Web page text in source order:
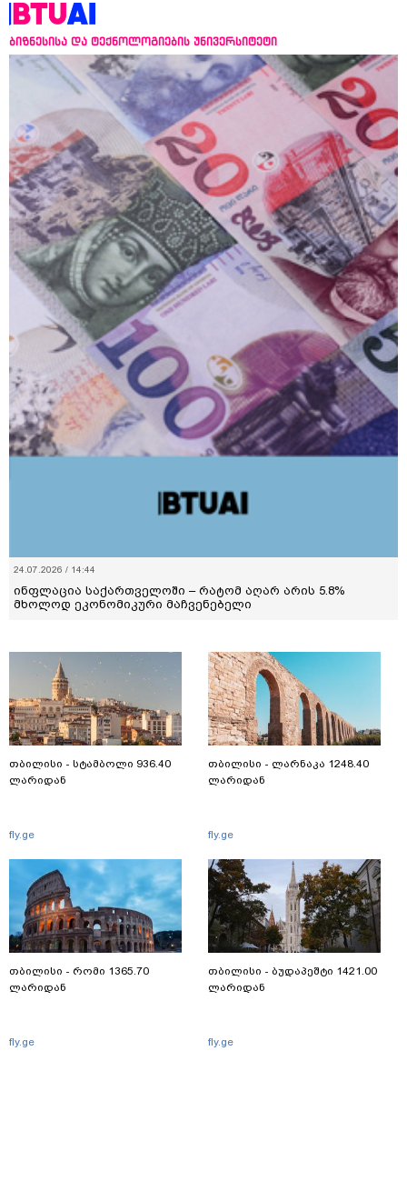
ბიზნესისა და ტექნოლოგიების უნივერსიტეტი
24.07.2026 / 14:44
ინფლაცია საქართველოში – რატომ აღარ არის 5.8%
მხოლოდ ეკონომიკური მაჩვენებელი
თბილისი - სტამბოლი 936.40
ლარიდან
fly.ge
თბილისი - რომი 1365.70
ლარიდან
fly.ge
თბილისი - ლარნაკა 1248.40
ლარიდან
fly.ge
თბილისი - ბუდაპეშტი 1421.00
ლარიდან
fly.ge